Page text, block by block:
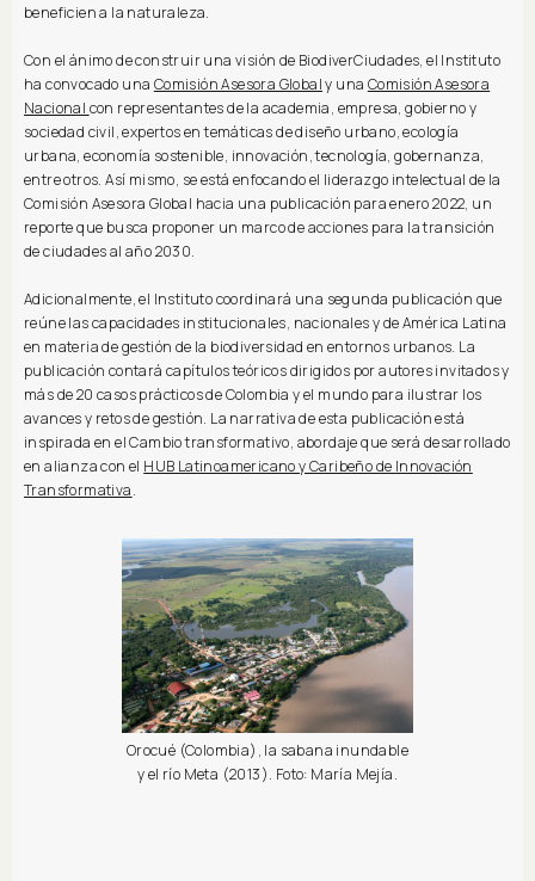
beneficien a la naturaleza.
Con el ánimo de construir una visión de BiodiverCiudades, el Instituto
ha convocado una Comisión Asesora Globaly una Comisión Asesora
Nacional con representantes de la academia, empresa, gobierno y
sociedad civil, expertos en temáticas de diseño urbano, ecología
urbana, economía sostenible, innovación, tecnología, gobernanza,
entre otros. Así mismo, se está enfocando el liderazgo intelectual de la
Comisión Asesora Global hacia una publicación para enero 2022, un
reporte que busca proponer un marco de acciones para la transición
de ciudades al año 2030.
Adicionalmente, el Instituto coordinará una segunda publicación que
reúne las capacidades institucionales, nacionales y de América Latina
en materia de gestión de la biodiversidad en entornos urbanos. La
publicación contará capítulos teóricos dirigidos por autores invitados y
más de 20 casos prácticos de Colombia y el mundo para ilustrar los
avances y retos de gestión. La narrativa de esta publicación está
inspirada en el Cambio transformativo, abordaje que será desarrollado
en alianza con el HUB Latinoamericano y Caribeño de Innovación
Transformativa.
Orocué (Colombia), la sabana inundable
y el río Meta (2013). Foto: María Mejía.